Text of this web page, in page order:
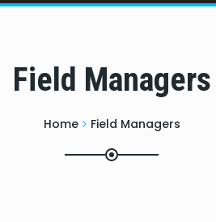
Field Managers
Home Field Managers